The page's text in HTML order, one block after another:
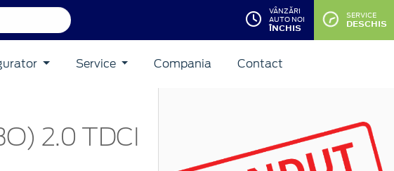
VÂNZĂRI
AUTO NOI
ÎNCHIS
SERVICE
DESCHIS
Service Compania Contact
2.0 TDCI